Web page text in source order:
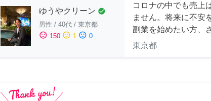
ゆうやクリーン check_circle
男性 / 40代 / 東京都
sentiment_satisfied 150 sentiment_neutral 1 sentiment_dissatisfied 0
コロナの中でも売上
ません。将来に不安
副業を始めたい方、
東京都